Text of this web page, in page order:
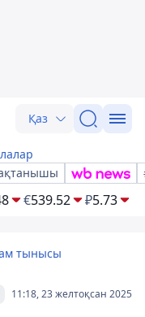
Қаз
€539.52 ₽5.73
тынысы
11:18, 23 желтоқсан 2025